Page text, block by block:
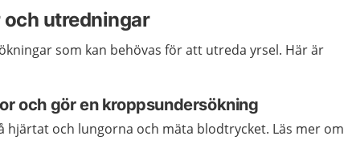
utredningar
som kan behövas för att utreda yrsel. Här är
och gör en kroppsundersökning
hjärtat och lungorna och mäta blodtrycket. Läs mer om